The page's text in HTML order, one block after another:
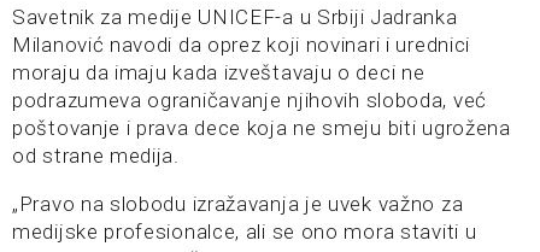
Savetnik za medije UNICEF-a u Srbiji Jadranka
Milanović navodi da oprez koji novinari i urednici
moraju da imaju kada izveštavaju o deci ne
podrazumeva ograničavanje njihovih sloboda, već
poštovanje i prava dece koja ne smeju biti ugrožena
od strane medija.
„Pravo na slobodu izražavanja je uvek važno za
medijske profesionalce, ali se ono mora staviti u